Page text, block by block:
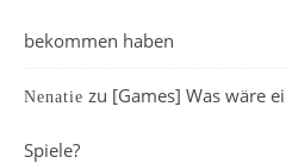
bekommen haben
Nenatie zu [Games] Was wäre
Spiele?